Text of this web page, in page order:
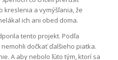
kreslenia a vymýšľania, že
ich ani obed doma.
tento projekt. Podľa
dočkať ďalšieho piatka.
A aby nebolo ľúto tým, ktorí sa